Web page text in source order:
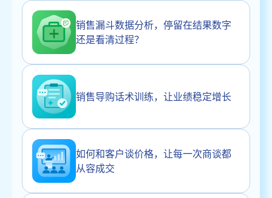
销售漏斗数据分析，停留在结果数字
还是看清过程？
销售导购话术训练，让业绩稳定增长
如何和客户谈价格，让每一次商谈都
从容成交